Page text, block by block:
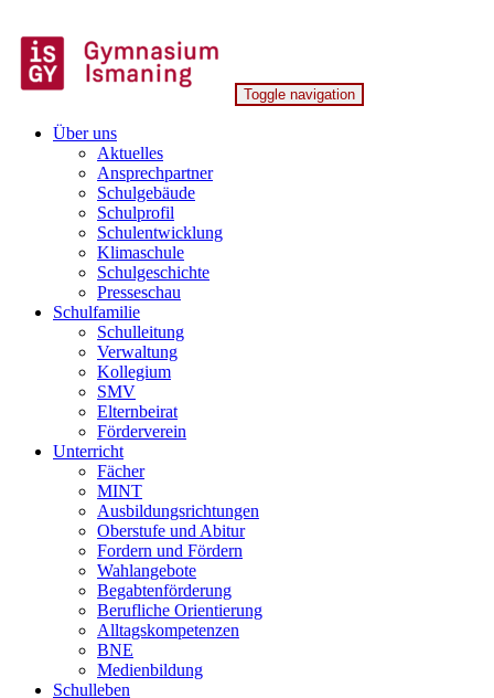
to
content
Gymnasium Ismaning
Toggle navigation
Über uns
Aktuelles
Ansprechpartner
Schulgebäude
Schulprofil
Schulentwicklung
Klimaschule
Schulgeschichte
Presseschau
Schulfamilie
Schulleitung
Verwaltung
Kollegium
SMV
Elternbeirat
Förderverein
Unterricht
Fächer
MINT
Ausbildungsrichtungen
Oberstufe und Abitur
Fordern und Fördern
Wahlangebote
Begabtenförderung
Berufliche Orientierung
Alltagskompetenzen
BNE
Medienbildung
Schulleben